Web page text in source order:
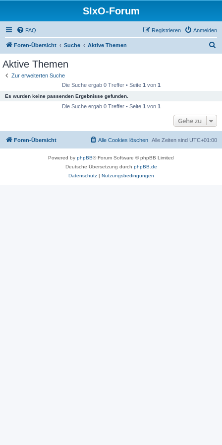
SIxO-Forum
FAQ Anmelden
Registrieren
Foren-Übersicht Suche Aktive Themen
Aktive Themen
Zur erweiterten Suche
Die Suche ergab 0 Treffer • Seite 1 von 1
Es wurden keine passenden Ergebnisse gefunden.
Die Suche ergab 0 Treffer • Seite 1 von 1
Gehe zu
Foren-Übersicht Alle Zeiten sind UTC+01:00
Alle Cookies löschen
Powered by phpBB® Forum Software © phpBB Limited
Deutsche Übersetzung durch phpBB.de
Datenschutz| Nutzungsbedingungen